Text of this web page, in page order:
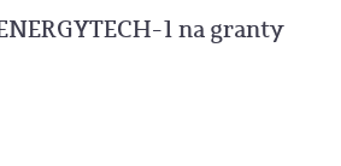
1 na granty